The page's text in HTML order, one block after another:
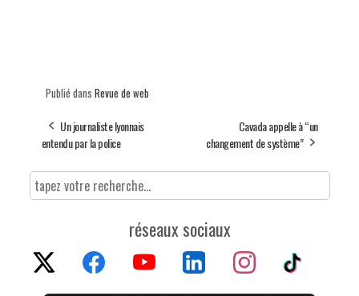
Publié dans Revue de web
Un journaliste lyonnais
entendu par la police
Cavada appelle à “un
changement de système”
réseaux sociaux